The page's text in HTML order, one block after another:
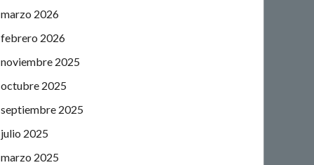
marzo 2026
febrero 2026
noviembre 2025
octubre 2025
septiembre 2025
julio 2025
marzo 2025